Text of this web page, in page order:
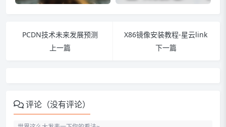
PCDN技术未来发展预测
上一篇
X86镜像安装教程-星云link
下一篇
评论（没有评论）